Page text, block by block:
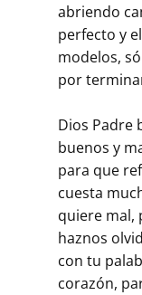
abriendo
perfecto y
modelos,
por
Dios Padre
buenos y
para que
cuesta
quiere mal,
haznos
con tu
corazón,